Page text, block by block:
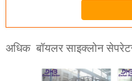
अधिक बॉयलर साइक्लोन